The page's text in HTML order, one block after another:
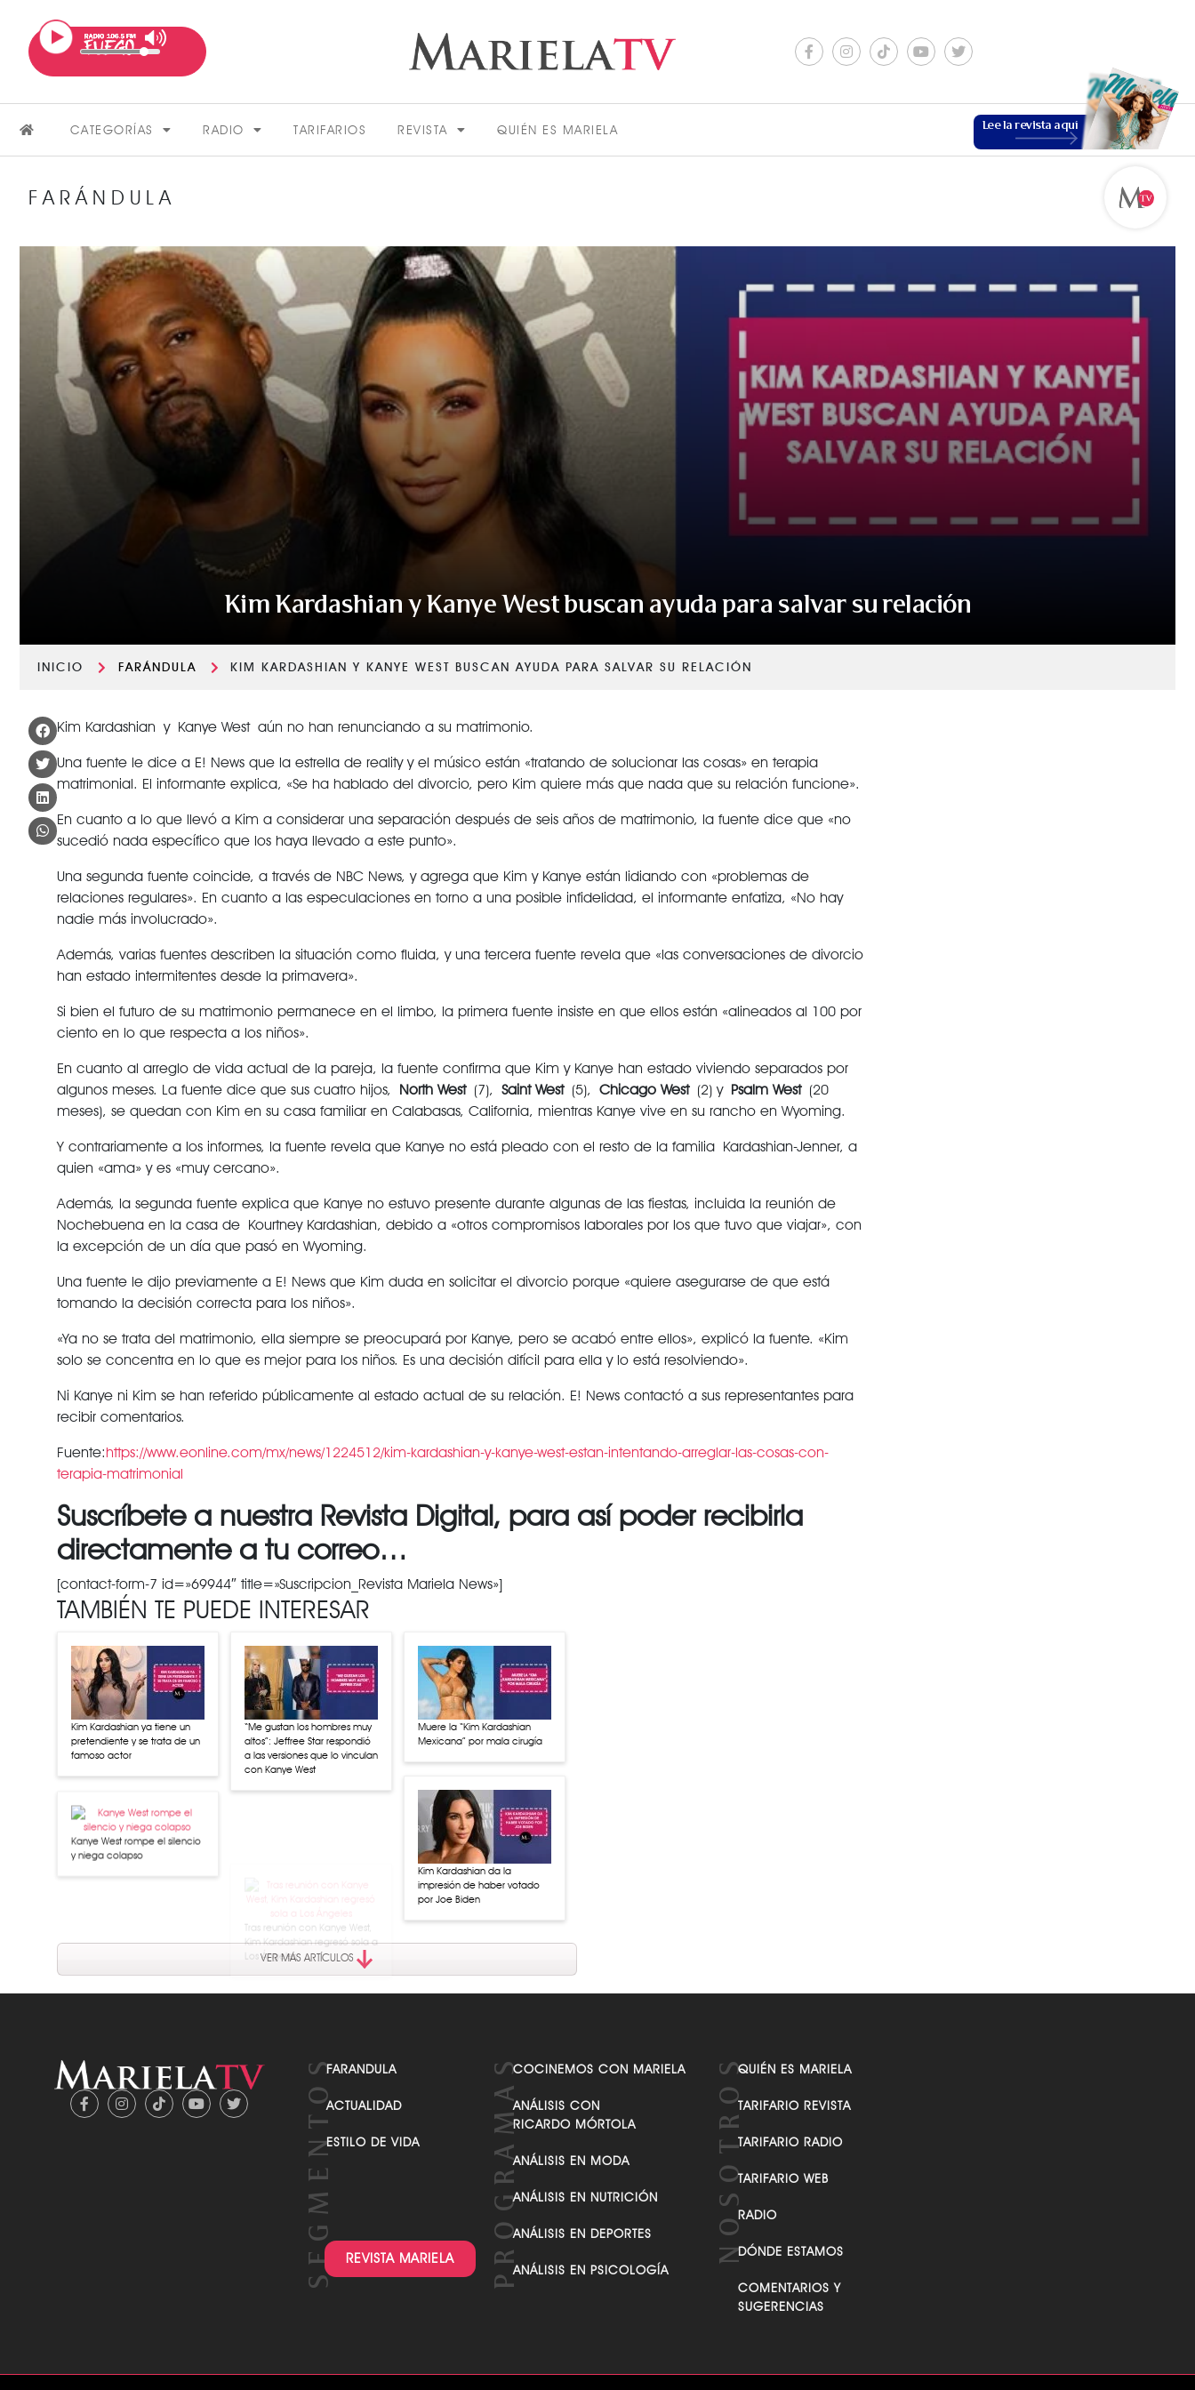
CATEGORÍAS RADIO TARIFARIOS REVISTA QUIÉN ES MARIELA Lee la revista aquí
FARÁNDULA
VER MÁS
ACTUALIDAD
VER MÁS
ESTILO DE VIDA
VER MÁS
VER TODAS LAS CATEGORÍAS
FARÁNDULA
Kim Kardashian y Kanye West buscan ayuda para salvar su relación
INICIO FARÁNDULA KIM KARDASHIAN Y KANYE WEST BUSCAN AYUDA PARA SALVAR SU RELACIÓN
Kim Kardashian y Kanye West aún no han renunciando a su matrimonio.
Una fuente le dice a E! News que la estrella de reality y el músico están «tratando de solucionar las cosas» en terapia
matrimonial. El informante explica, «Se ha hablado del divorcio, pero Kim quiere más que nada que su relación funcione».
En cuanto a lo que llevó a Kim a considerar una separación después de seis años de matrimonio, la fuente dice que «no
sucedió nada específico que los haya llevado a este punto».
Una segunda fuente coincide, a través de NBC News, y agrega que Kim y Kanye están lidiando con «problemas de
relaciones regulares». En cuanto a las especulaciones en torno a una posible infidelidad, el informante enfatiza, «No hay
nadie más involucrado».
Además, varias fuentes describen la situación como fluida, y una tercera fuente revela que «las conversaciones de divorcio
han estado intermitentes desde la primavera».
Si bien el futuro de su matrimonio permanece en el limbo, la primera fuente insiste en que ellos están «alineados al 100 por
ciento en lo que respecta a los niños».
En cuanto al arreglo de vida actual de la pareja, la fuente confirma que Kim y Kanye han estado viviendo separados por
algunos meses. La fuente dice que sus cuatro hijos, North West(7), Saint West(5), Chicago West(2) y Psalm West(20
meses), se quedan con Kim en su casa familiar en Calabasas, California, mientras Kanye vive en su rancho en Wyoming.
Y contrariamente a los informes, la fuente revela que Kanye no está pleado con el resto de la familia Kardashian-Jenner, a
quien «ama» y es «muy cercano».
Además, la segunda fuente explica que Kanye no estuvo presente durante algunas de las fiestas, incluida la reunión de
Nochebuena en la casa de Kourtney Kardashian, debido a «otros compromisos laborales por los que tuvo que viajar», con
la excepción de un día que pasó en Wyoming.
Una fuente le dijo previamente a E! News que Kim duda en solicitar el divorcio porque «quiere asegurarse de que está
tomando la decisión correcta para los niños».
«Ya no se trata del matrimonio, ella siempre se preocupará por Kanye, pero se acabó entre ellos», explicó la fuente. «Kim
solo se concentra en lo que es mejor para los niños. Es una decisión difícil para ella y lo está resolviendo».
Ni Kanye ni Kim se han referido públicamente al estado actual de su relación. E! News contactó a sus representantes para
recibir comentarios.
Fuente:https://www.eonline.com/mx/news/1224512/kim-kardashian-y-kanye-west-estan-intentando-arreglar-las-cosas-con-
terapia-matrimonial
Suscríbete a nuestra Revista Digital, para así poder recibirla
directamente a tu correo…
[contact-form-7 id=»69944″ title=»Suscripcion_Revista Mariela News»]
TAMBIÉN TE PUEDE INTERESAR
Kim Kardashian ya tiene un
pretendiente y se trata de un
famoso actor
Kanye West rompe el silencio
y niega colapso
“Me gustan los hombres muy
altos”: Jeffree Star respondió
a las versiones que lo vinculan
con Kanye West
Tras reunión con Kanye West,
Kim Kardashian regresó sola a
Los Ángeles
Muere la “Kim Kardashian
Mexicana” por mala cirugía
Kim Kardashian da la
impresión de haber votado
por Joe Biden
FARANDULA
ACTUALIDAD
ESTILO DE VIDA
COCINEMOS CON MARIELA
ANÁLISIS CON
RICARDO MÓRTOLA
ANÁLISIS EN MODA
ANÁLISIS EN NUTRICIÓN
ANÁLISIS EN DEPORTES
QUIÉN ES MARIELA
TARIFARIO REVISTA
TARIFARIO RADIO
TARIFARIO WEB
RADIO
DÓNDE ESTAMOS